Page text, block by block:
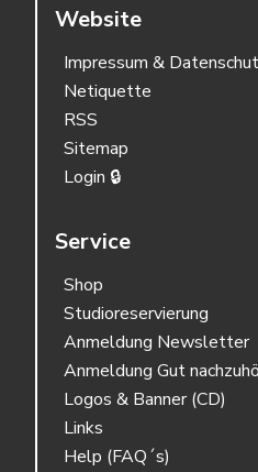
Website
Impressum &
Netiquette
RSS
Sitemap
Login 🔒
Service
Shop
Studioreservierung
Anmeldung Newsletter
Anmeldung Gut
Logos & Banner (CD)
Links
Help (FAQ´s)